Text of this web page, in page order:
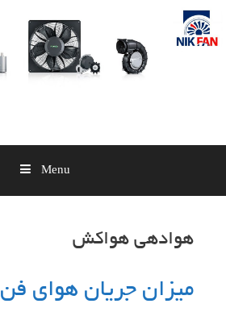
Skip
content
Menu
هوادهی هواکش
میزان جریان هوای فن